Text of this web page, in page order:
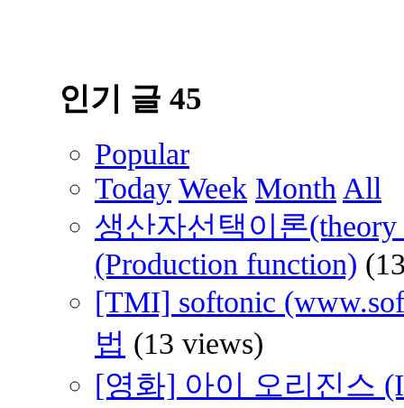
인기 글 45
Popular
Today Week Month All
생산자선택이론(theory
(Production function)
[TMI] softonic
법 (13 views)
[영화] 아이 오리진스